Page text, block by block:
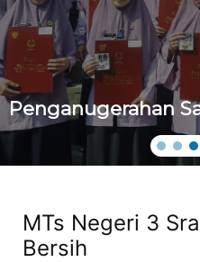
Penganugerahan
MTs Negeri 3
Bersih